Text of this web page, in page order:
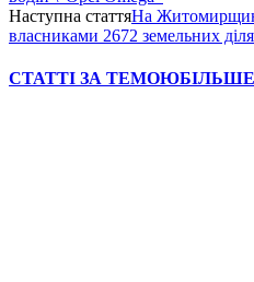
Наступна статтяНа
власниками 2672 земельних
СТАТТІ ЗА ТЕМОЮБІЛЬШЕ